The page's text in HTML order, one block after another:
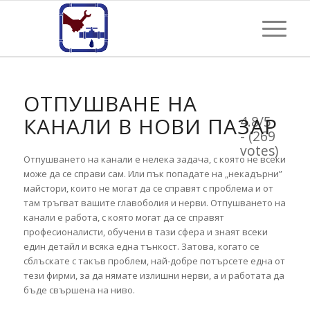
ОТПУШВАНЕ НА
КАНАЛИ В НОВИ ПАЗАР
Отпушването на канали е нелека задача, с която не всеки
може да се справи сам. Или пък попадате на „некадърни”
майстори, които не могат да се справят с проблема и от
там тръгват вашите главоболия и нерви. Отпушването на
канали е работа, с която могат да се справят
професионалисти, обучени в тази сфера и знаят всеки
един детайл и всяка една тънкост. Затова, когато се
сблъскате с такъв проблем, най-добре потърсете една от
тези фирми, за да нямате излишни нерви, а и работата да
бъде свършена на ниво.
4.8/5
- (269
votes)